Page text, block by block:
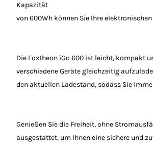
Kapazität
von 600Wh können Sie Ihre
Die Foxtheon iGo 600 ist leicht, kompakt
verschiedene Geräte gleichzeitig
den aktuellen Ladestand, sodass Sie
Genießen Sie die Freiheit, ohne
ausgestattet, um Ihnen eine sichere und